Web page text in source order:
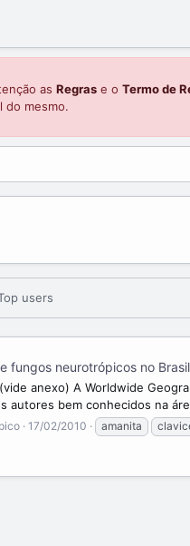
as Regras e o Termo de
do mesmo.
users
fungos neurotrópicos no Brasil
anexo) A Worldwide
autores bem conhecidos na
17/02/2010 amanita